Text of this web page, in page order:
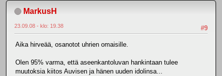
MarkusH
#9
23.09.08 - klo: 19.38
Aika hirveää, osanotot uhrien omaisille.
Olen 95% varma, että aseenkantoluvan hankintaan tulee
muutoksia kiitos Auvisen ja hänen uuden idolinsa...